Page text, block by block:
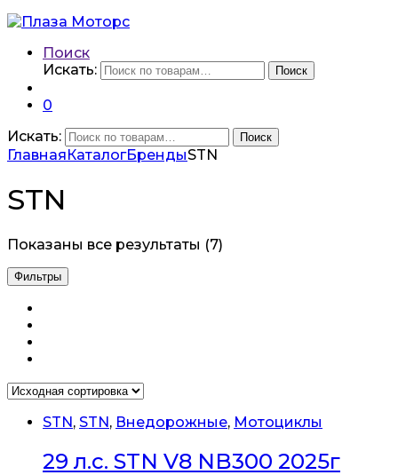
Поиск
Искать:
Поиск
0
Искать:
Поиск
ГлавнаяКаталогБрендыSTN
STN
Показаны все результаты (7)
Фильтры
STN, STN, Внедорожные, Мотоциклы
29 л.с. STN V8 NB300 2025г